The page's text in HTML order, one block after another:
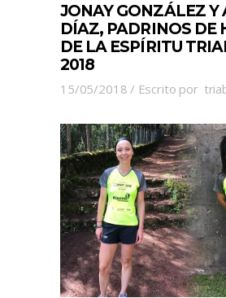
JONAY GONZÁLEZ Y
DÍAZ, PADRINOS DE
DE LA ESPÍRITU
2018
15/05/2018 Escrito por